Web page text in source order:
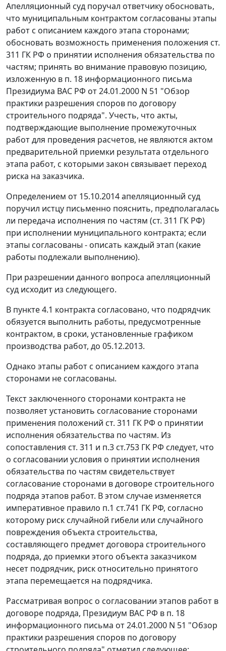
Апелляционный суд поручал ответчику обосновать,
что муниципальным контрактом согласованы этапы
работ с описанием каждого этапа сторонами;
обосновать возможность применения положения ст.
311 ГК РФ о принятии исполнения обязательства по
частям; принять во внимание правовую позицию,
изложенную в п. 18 информационного письма
Президиума ВАС РФ от 24.01.2000 N 51 "Обзор
практики разрешения споров по договору
строительного подряда". Учесть, что акты,
подтверждающие выполнение промежуточных
работ для проведения расчетов, не являются актом
предварительной приемки результата отдельного
этапа работ, с которыми закон связывает переход
риска на заказчика.
Определением от 15.10.2014 апелляционный суд
поручил истцу письменно пояснить, предполагалась
ли передача исполнения по частям (ст. 311 ГК РФ)
при исполнении муниципального контракта; если
этапы согласованы - описать каждый этап (какие
работы подлежали выполнению).
При разрешении данного вопроса апелляционный
суд исходит из следующего.
В пункте 4.1 контракта согласовано, что подрядчик
обязуется выполнить работы, предусмотренные
контрактом, в сроки, установленные графиком
производства работ, до 05.12.2013.
Однако этапы работ с описанием каждого этапа
сторонами не согласованы.
Текст заключенного сторонами контракта не
позволяет установить согласование сторонами
применения положений ст. 311 ГК РФ о принятии
исполнения обязательства по частям. Из
сопоставления ст. 311 и п.3 ст.753 ГК РФ следует, что
о согласовании условия о принятии исполнения
обязательства по частям свидетельствует
согласование сторонами в договоре строительного
подряда этапов работ. В этом случае изменяется
императивное правило п.1 ст.741 ГК РФ, согласно
которому риск случайной гибели или случайного
повреждения объекта строительства,
составляющего предмет договора строительного
подряда, до приемки этого объекта заказчиком
несет подрядчик, риск относительно принятого
этапа перемещается на подрядчика.
Рассматривая вопрос о согласовании этапов работ в
договоре подряда, Президиум ВАС РФ в п. 18
информационного письма от 24.01.2000 N 51 "Обзор
практики разрешения споров по договору